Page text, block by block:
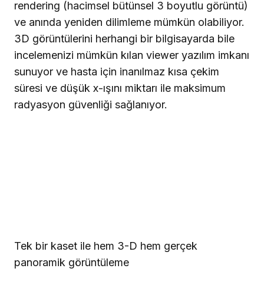
rendering (hacimsel bütünsel 3 boyutlu görüntü)
ve anında yeniden dilimleme mümkün olabiliyor.
3D görüntülerini herhangi bir bilgisayarda bile
incelemenizi mümkün kılan viewer yazılım imkanı
sunuyor ve hasta için inanılmaz kısa çekim
süresi ve düşük x-ışını miktarı ile maksimum
radyasyon güvenliği sağlanıyor.
Tek bir kaset ile hem 3-D hem gerçek
panoramik görüntüleme